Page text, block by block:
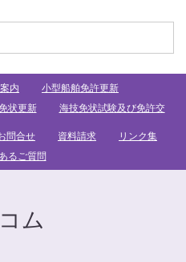
内
小型船舶免許更新
状更新 海技免状試験及び免許交
問合せ 資料請求
リンク集
るご質問
ム